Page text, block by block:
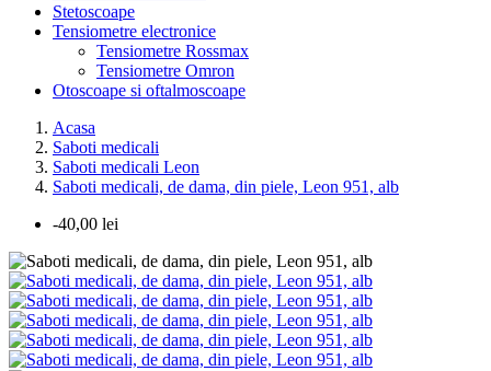
Stetoscoape
Tensiometre electronice
Tensiometre Rossmax
Tensiometre Omron
Otoscoape si oftalmoscoape
Acasa
Saboti medicali
Saboti medicali Leon
Saboti medicali, de dama, din piele, Leon 951, alb
-40,00 lei